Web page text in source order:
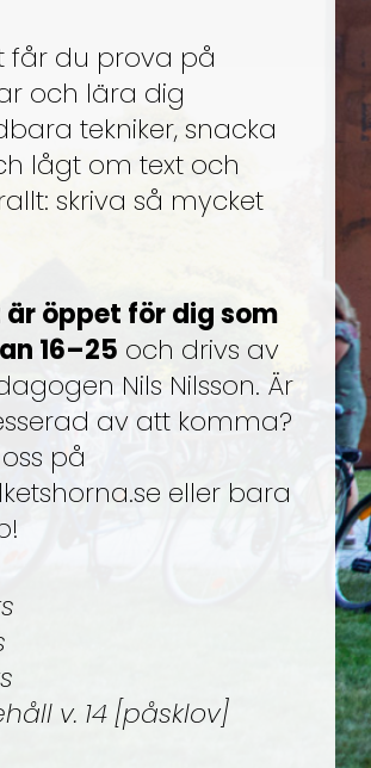
får du prova på
och lära dig
tekniker, snacka
lågt om text och
skriva så mycket
är öppet för dig som
16–25 och drivs av
Nils Nilsson. Är
av att komma?
på
eller bara
v. 14 [påsklov]